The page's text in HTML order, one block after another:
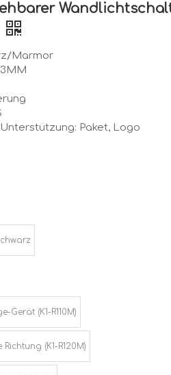
Marmor
Paket, Logo
Gerät (K1-R110M)
(K1-R120M)